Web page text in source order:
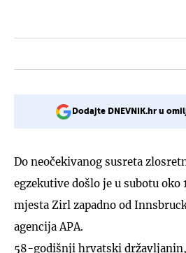
Dodajte DNEVNIK.hr u
Do neočekivanog susreta
egzekutive došlo je u subotu oko
mjesta Zirl zapadno od
agencija APA.
58-godišnji hrvatski